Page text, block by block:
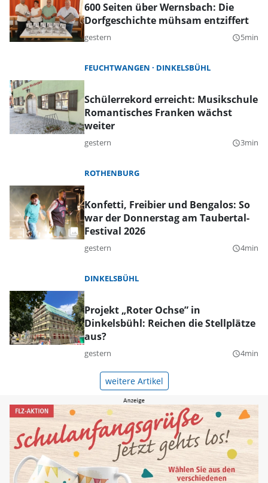
600 Seiten über Wernsbach: Die
Dorfgeschichte mühsam entziffert
gestern query_builder5min
FEUCHTWANGEN DINKELSBÜHL
Schülerrekord erreicht: Musikschule
Romantisches Franken wächst
weiter
gestern query_builder3min
ROTHENBURG
Konfetti, Freibier und Bengalos: So
war der Donnerstag am Taubertal-
Festival 2026
gestern query_builder4min
DINKELSBÜHL
Projekt „Roter Ochse” in
Dinkelsbühl: Reichen die Stellplätze
aus?
gestern query_builder4min
weitere Artikel